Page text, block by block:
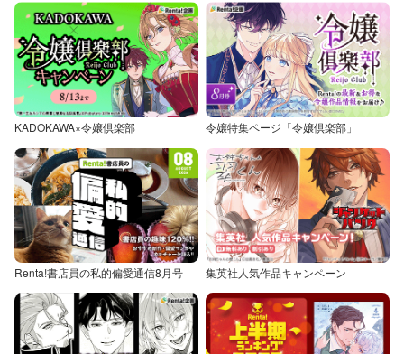
KADOKAWA×令嬢倶楽部 令嬢特集ページ「令嬢倶楽部」
Renta!書店員の私的偏愛通信8月号 集英社人気作品キャンペーン